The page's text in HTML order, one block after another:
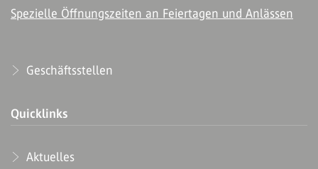
Spezielle Öffnungszeiten an Feiertagen und Anlässen
Geschäftsstellen
Quicklinks
Aktuelles